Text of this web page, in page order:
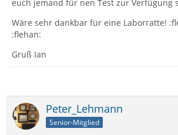
euch jemand für nen Test zur Verfügung
Wäre sehr dankbar für eine Laborratte!
:flehan:
Gruß Ian
Peter_Lehmann
Senior-Mitglied